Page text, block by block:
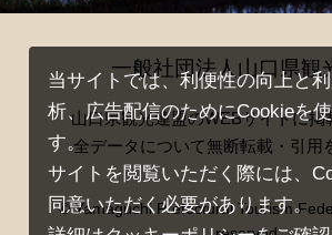
一般社団法人山口県観
山口県観光連盟のWEBサイトに掲
全データについて無断転載・引用
© Yamaguchi Prefectural Tourism
当サイトでは、利便性の向上と
析、広告配信のためにCookieを
す。
サイトを閲覧いただく際には、
同意いただく必要があります。